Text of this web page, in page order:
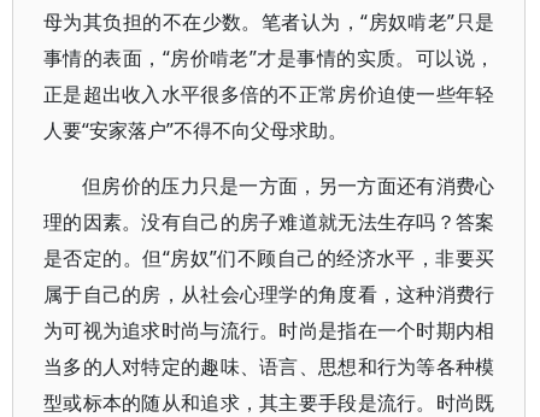
母为其负担的不在少数。笔者认为，“房奴啃老”只是
事情的表面，“房价啃老”才是事情的实质。可以说，
正是超出收入水平很多倍的不正常房价迫使一些年轻
人要“安家落户”不得不向父母求助。
但房价的压力只是一方面，另一方面还有消费心
理的因素。没有自己的房子难道就无法生存吗？答案
是否定的。但“房奴”们不顾自己的经济水平，非要买
属于自己的房，从社会心理学的角度看，这种消费行
为可视为追求时尚与流行。时尚是指在一个时期内相
当多的人对特定的趣味、语言、思想和行为等各种模
型或标本的随从和追求，其主要手段是流行。时尚既